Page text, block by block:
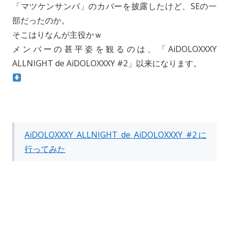
「マツケンサンバ」のカバーを披露したけど、SEの一
部だったのか。
そこはりなんが主役かｗ
メンバーの甚平姿を観るのは、「AiDOLOXXXY
ALLNIGHT de AiDOLOXXXY #2」以来になります。
AiDOLOXXXY ALLNIGHT de AiDOLOXXXY #2に
行ってみた